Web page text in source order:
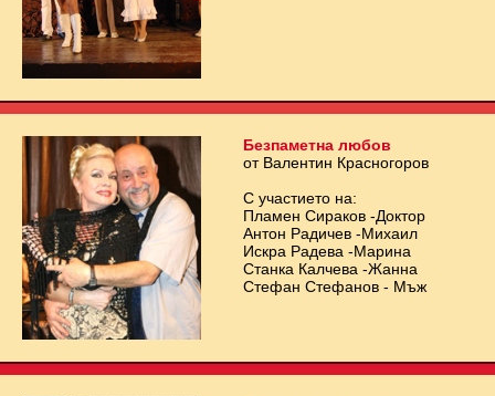
Безпаметна любов
от Валентин Красногоров
С участието на:
Пламен Сираков -Доктор
Антон Радичев -Михаил
Искра Радева -Марина
Станка Калчева -Жанна
Стефан Стефанов - Мъж